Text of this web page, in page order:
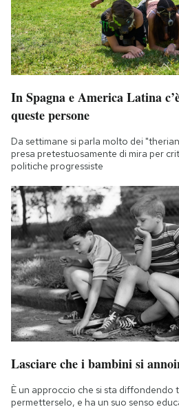
In Spagna e America Latina
queste persone
Da settimane si parla molto dei
presa pretestuosamente di mira per
politiche progressiste
Lasciare che i bambini si
È un approccio che si sta diffondendo
permetterselo, e ha un suo senso